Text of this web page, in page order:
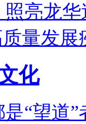
亮龙
量发展
化
“望道”